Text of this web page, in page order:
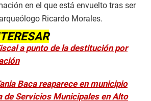
en el que está envuelto tras ser
Ricardo Morales.
a punto de la destitución por
Baca reaparece en municipio
de Servicios Municipales en Alto